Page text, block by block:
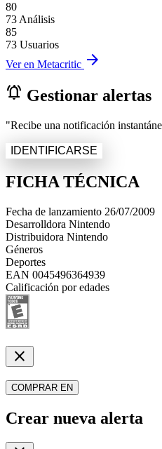
80
73 Análisis
85
73 Usuarios
Ver en Metacritic arrow_forward
notifications_active Gestionar alertas
"Recibe una notificación
IDENTIFICARSE
FICHA TÉCNICA
Fecha de lanzamiento 26/07/2009
Desarrolldora Nintendo
Distribuidora Nintendo
Géneros
Deportes
EAN 0045496364939
Calificación por edades
close
COMPRAR EN
Crear nueva alerta